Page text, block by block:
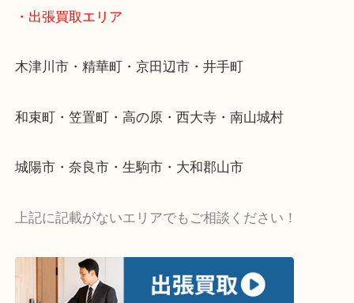
い…
当店ではそういったお困りの方からのご依頼も大歓
・出張買取エリア